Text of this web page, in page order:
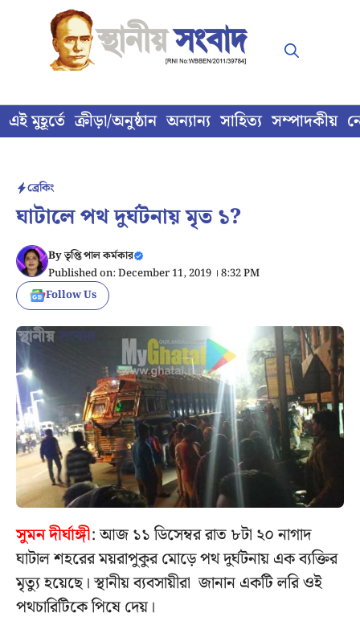
content
এই মুহূর্তে ক্রীড়া/অনুষ্ঠান অন্যান্য সাহিত্য সম্পাদকীয়
ব্রেকিং
ঘাটালে পথ দুর্ঘটনায় মৃত ১?
Byতৃপ্তি পাল কর্মকার
Published on: December 11, 2019 । 8:32 PM
Follow Us
সুমন দীর্ঘাঙ্গী: আজ ১১ ডিসেম্বর রাত ৮টা ২০ নাগাদ
ঘাটাল শহরের ময়রাপুকুর মোড়ে পথ দুর্ঘটনায় এক ব্যক্তির
মৃত্যু হয়েছে। স্থানীয় ব্যবসায়ীরা জানান একটি লরি ওই
পথচারিটিকে পিষে দেয়।